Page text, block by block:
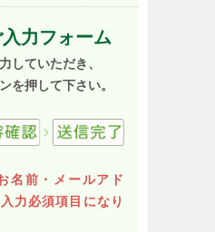
力フォーム
していただき、
を押して下さい。
名前・メールアド
力必須項目になり